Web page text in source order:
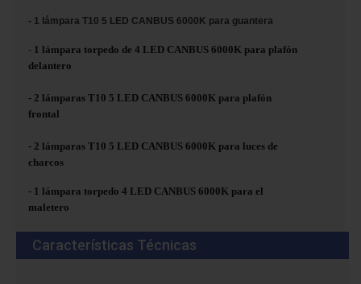
- 1 lámpara T10 5 LED CANBUS 6000K para guantera
- 1 lámpara torpedo de 4 LED CANBUS 6000K para plafón
delantero
- 2 lámparas T10 5 LED CANBUS 6000K para plafón
frontal
- 2 lámparas T10 5 LED CANBUS 6000K para luces de
charcos
- 1 lámpara torpedo 4 LED CANBUS 6000K para el
maletero
Características Técnicas